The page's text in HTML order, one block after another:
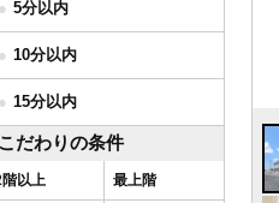
5分以内
10分以内
15分以内
こだわりの条件
以上 最上階